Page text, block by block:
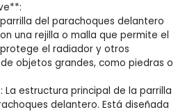
del parachoques delantero
una rejilla o malla que permite el
el radiador y otros
objetos grandes, como piedras o
estructura principal de la parrilla
delantero. Está diseñada